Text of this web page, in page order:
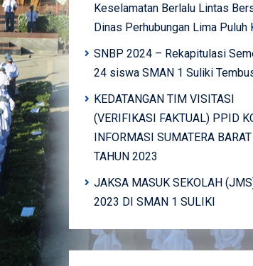
Keselamatan Berlalu Lintas
Dinas Perhubungan Lima Puluh
SNBP 2024 – Rekapitulasi
24 siswa SMAN 1 Suliki
KEDATANGAN TIM VISITASI
(VERIFIKASI FAKTUAL) PPID
INFORMASI SUMATERA BARAT
TAHUN 2023
JAKSA MASUK SEKOLAH
2023 DI SMAN 1 SULIKI